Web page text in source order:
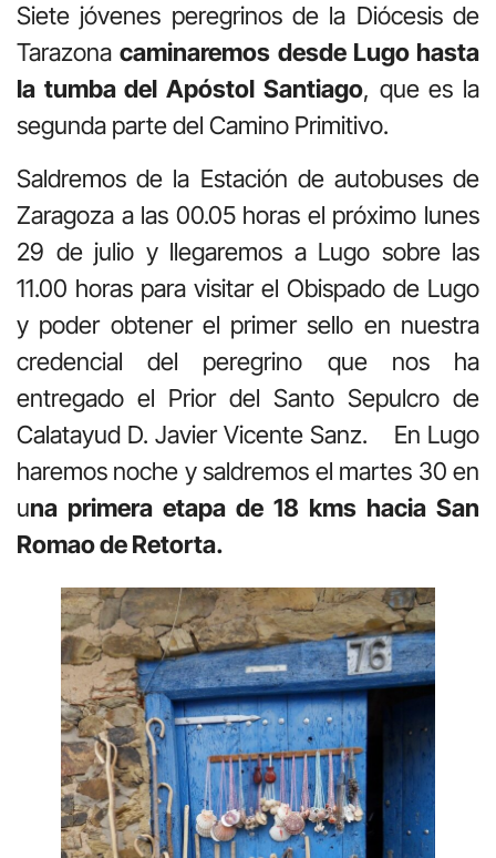
Siete jóvenes peregrinos de la Diócesis de
Tarazonacaminaremos desde Lugo hasta
la tumba del Apóstol Santiago, que es la
segunda parte del Camino Primitivo.
Saldremos de la Estación de autobuses de
Zaragoza a las 00.05 horas el próximo lunes
29 de julio y llegaremos a Lugo sobre las
11.00 horas para visitar el Obispado de Lugo
y poder obtener el primer sello en nuestra
credencial del peregrino que nos ha
entregado el Prior del Santo Sepulcro de
Calatayud D. Javier Vicente Sanz. En Lugo
haremos noche y saldremos el martes 30 en
una primera etapa de 18 kms hacia San
Romao de Retorta.